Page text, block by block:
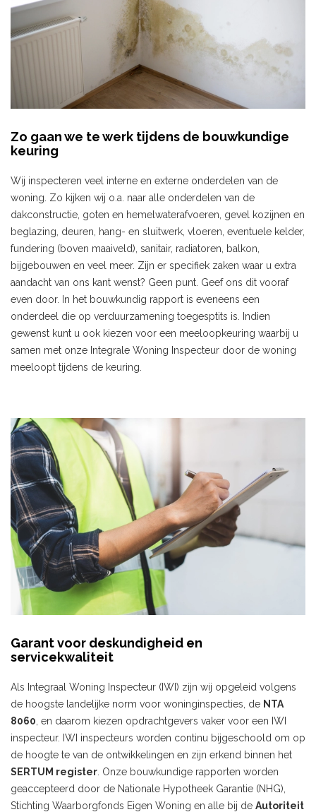
Zo gaan we te werk tijdens de bouwkundige
keuring
Wij inspecteren veel interne en externe onderdelen van de
woning. Zo kijken wij o.a. naar alle onderdelen van de
dakconstructie, goten en hemelwaterafvoeren, gevel kozijnen en
beglazing, deuren, hang- en sluitwerk, vloeren, eventuele kelder,
fundering (boven maaiveld), sanitair, radiatoren, balkon,
bijgebouwen en veel meer. Zijn er specifiek zaken waar u extra
aandacht van ons kant wenst? Geen punt. Geef ons dit vooraf
even door. In het bouwkundig rapport is eveneens een
onderdeel die op verduurzamening toegesptits is. Indien
gewenst kunt u ook kiezen voor een meeloopkeuring waarbij u
samen met onze Integrale Woning Inspecteur door de woning
meeloopt tijdens de keuring.
Garant voor deskundigheid en
servicekwaliteit
Als Integraal Woning Inspecteur (IWI) zijn wij opgeleid volgens
de hoogste landelijke norm voor woninginspecties, de NTA
8060 , en daarom kiezen opdrachtgevers vaker voor een IWI
inspecteur. IWI inspecteurs worden continu bijgeschoold om op
de hoogte te van de ontwikkelingen en zijn erkend binnen het
SERTUM register . Onze bouwkundige rapporten worden
geaccepteerd door de Nationale Hypotheek Garantie (NHG),
Stichting Waarborgfonds Eigen Woning en alle bij de Autoriteit